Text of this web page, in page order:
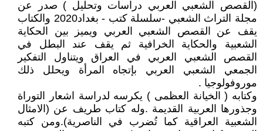
(القصص الشعبي العربي دراسات وتحليل ) صدر عن
مجلة التراث الشعبي -سلسلة كتب - بغداد2020 والكتاب
يقف عن القصص الشعبي العربي ويميز بين الحكاية
الشعبية والحكاية الخرافية ثم يقف عند البطل في
القصص الشعبي العربي في العراق ويتناول التفكير
الجمعي الشعبي العربي بإتجاه المرأة ويحلل ذلك
موروفولوجيا .
وكتابه ( الخيانة العظمى ) يكرسه لدراسة اشعار التوراة
وجذورها العربية القديمة .وله كتاب طريف عن (الامثال
الشعبية العراقية كما تُضرب في الناصرية).ومن كتبه